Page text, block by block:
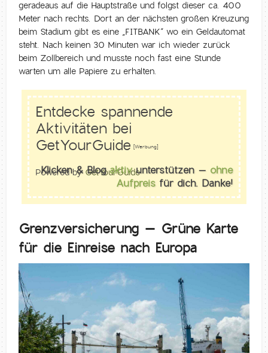
geradeaus auf die Hauptstraße und folgst dieser ca. 400
Meter nach rechts. Dort an der nächsten großen Kreuzung
beim Stadium gibt es eine „FITBANK“ wo ein Geldautomat
steht. Nach keinen 30 Minuten war ich wieder zurück
beim Zollbereich und musste noch fast eine Stunde
warten um alle Papiere zu erhalten.
Entdecke spannende
Aktivitäten bei
GetYourGuide [Werbung]
Powered by GetYourGuide
Klicken & Blogaktivunterstützen – ohne
Aufpreisfür dich. Danke!
Grenzversicherung – Grüne Karte
für die Einreise nach Europa